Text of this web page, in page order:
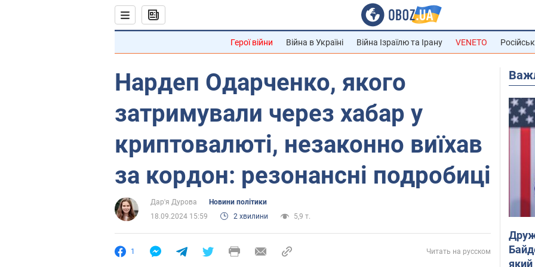
Герої війни Війна в Україні Війна Ізраїлю та Ірану VENETO
Нардеп Одарченко, якого
затримували через хабар у
криптовалюті, незаконно виїхав
за кордон: резонансні подробиці
Дар'я Дурова
Новини політики
18.09.2024 15:59
2 хвилини 5,9 т.
1 Читать на русском
який